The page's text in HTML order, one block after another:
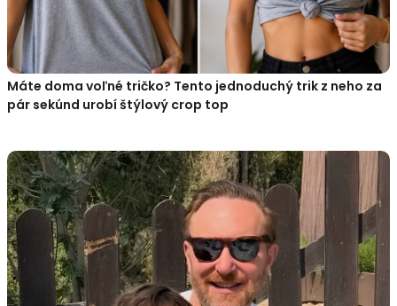
Máte doma voľné tričko? Tento jednoduchý trik z neho za
pár sekúnd urobí štýlový crop top